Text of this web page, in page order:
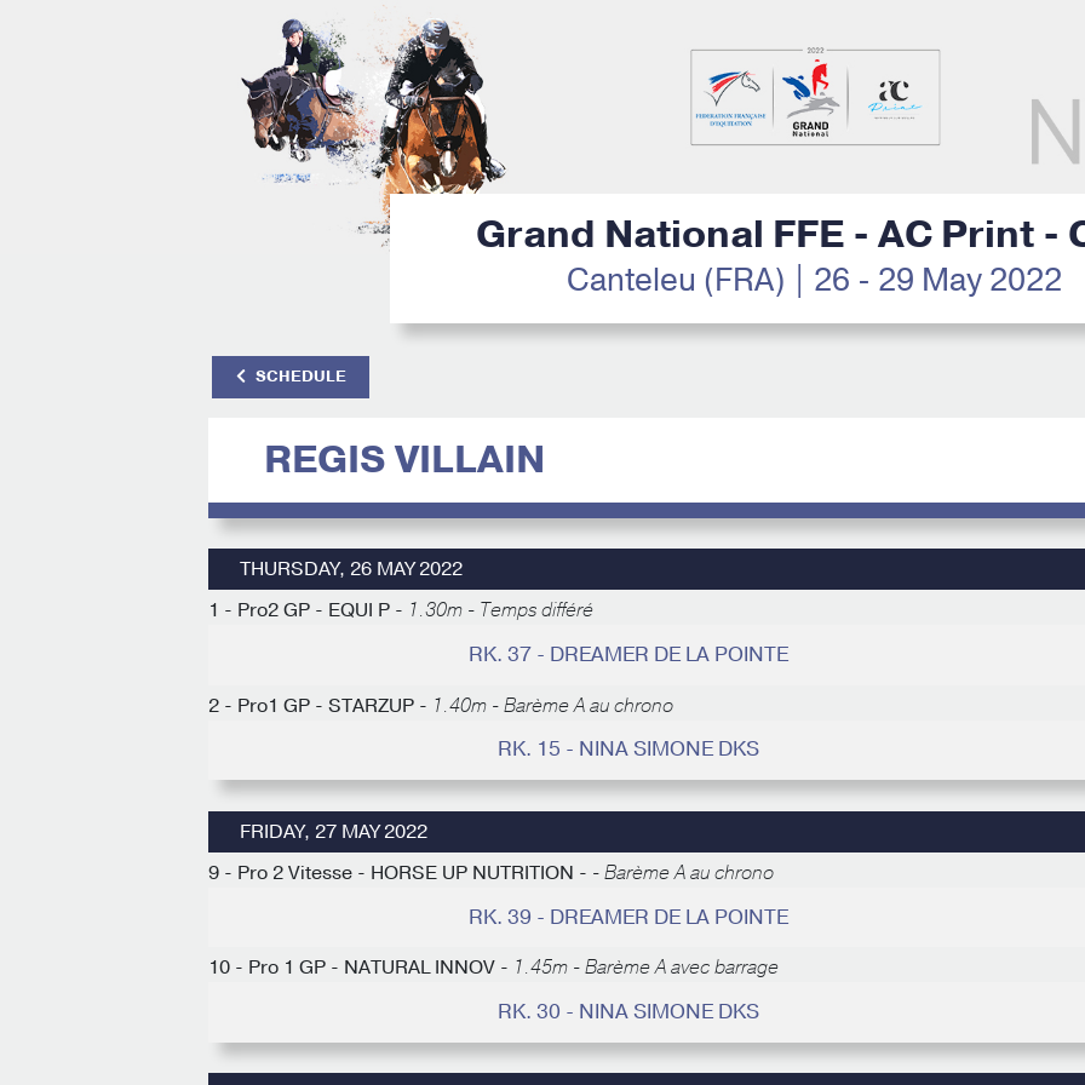
Grand National FFE - AC Print -
Canteleu (FRA) | 26 - 29 May 2022
SCHEDULE
REGIS VILLAIN
THURSDAY, 26 MAY 2022
1 - Pro2 GP - EQUI P - 1.30m - Temps différé
RK. 37 - DREAMER DE LA POINTE
2 - Pro1 GP - STARZUP - 1.40m - Barème A au chrono
RK. 15 - NINA SIMONE DKS
FRIDAY, 27 MAY 2022
9 - Pro 2 Vitesse - HORSE UP NUTRITION - - Barème A au chrono
RK. 39 - DREAMER DE LA POINTE
10 - Pro 1 GP - NATURAL INNOV - 1.45m - Barème A avec barrage
RK. 30 - NINA SIMONE DKS